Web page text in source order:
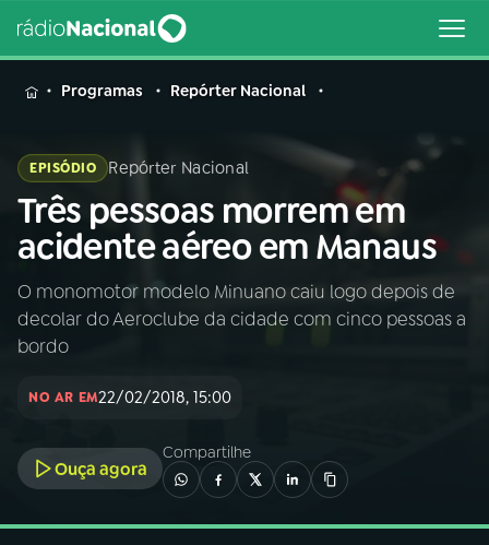
MENU
Buscar
na
Rádio
Nacional
Buscar
AO VIVO
01INÍCIO
02A RÁDIO
Programas Repórter Nacional
EPISÓDIO Repórter Nacional
Três pessoas morrem em
acidente aéreo em Manaus
O monomotor modelo Minuano caiu logo depois de
decolar do Aeroclube da cidade com cinco pessoas a
bordo
NO AR EM22/02/2018, 15:00
Ouça agora
Compartilhe